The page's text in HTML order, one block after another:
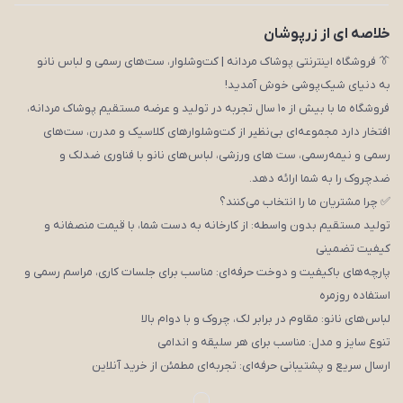
خلاصه ای از زرپوشان
👔 فروشگاه اینترنتی پوشاک مردانه | کت‌وشلوار، ست‌های رسمی و لباس نانو
به دنیای شیک‌پوشی خوش آمدید!
فروشگاه ما با بیش از ۱۰ سال تجربه در تولید و عرضه مستقیم پوشاک مردانه،
افتخار دارد مجموعه‌ای بی‌نظیر از کت‌وشلوارهای کلاسیک و مدرن، ست‌های
رسمی و نیمه‌رسمی، ست های ورزشی، لباس‌های نانو با فناوری ضدلک و
ضدچروک را به شما ارائه دهد.
✅ چرا مشتریان ما را انتخاب می‌کنند؟
تولید مستقیم بدون واسطه: از کارخانه به دست شما، با قیمت منصفانه و
کیفیت تضمینی
پارچه‌های باکیفیت و دوخت حرفه‌ای: مناسب برای جلسات کاری، مراسم رسمی و
استفاده روزمره
لباس‌های نانو: مقاوم در برابر لک، چروک و با دوام بالا
تنوع سایز و مدل: مناسب برای هر سلیقه و اندامی
ارسال سریع و پشتیبانی حرفه‌ای: تجربه‌ای مطمئن از خرید آنلاین